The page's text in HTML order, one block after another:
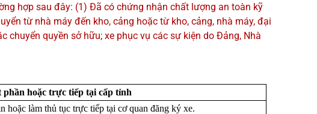
hợp sau đây: (1) Đã có chứng nhận chất lượng an toàn kỹ
từ nhà máy đến kho, cảng hoặc từ kho, cảng, nhà máy, đại
chuyển quyền sở hữu; xe phục vụ các sự kiện do Đảng, Nhà
phần hoặc trực tiếp tại cấp tỉnh
hoặc làm thủ tục trực tiếp tại cơ quan đăng ký xe.